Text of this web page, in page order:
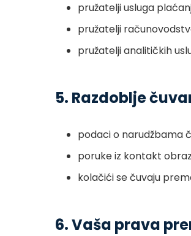
pružatelji usluga
pružatelji
pružatelji analitičkih
5. Razdoblje
podaci o narudžbama
poruke iz kontakt
kolačići se čuvaju
6. Vaša prava